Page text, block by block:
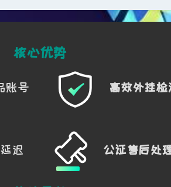
。
。
核心优势
账号 高效外挂检
迟 公证售后处